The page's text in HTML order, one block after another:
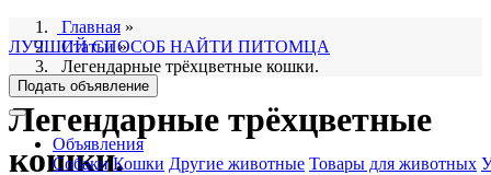
ЛУЧШИЙ СПОСОБ НАЙТИ ПИТОМЦА
Подать объявление
Объявления
Собаки Кошки Другие животные Товары для животных
Главная »
Статьи»
Легендарные трёхцветные кошки.
Легендарные трёхцветные
кошки.